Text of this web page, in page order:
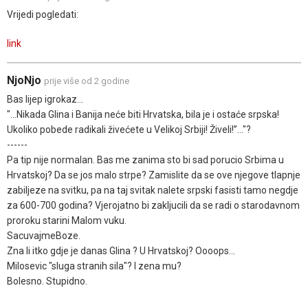
Vrijedi pogledati:
link
NjoNjo prije više od 2 godine
Bas lijep igrokaz...
"...Nikada Glina i Banija neće biti Hrvatska, bila je i ostaće srpska!
Ukoliko pobede radikali živećete u Velikoj Srbiji! Živeli!”..."?
------
Pa tip nije normalan. Bas me zanima sto bi sad porucio Srbima u
Hrvatskoj? Da se jos malo strpe? Zamislite da se ove njegove tlapnje
zabiljeze na svitku, pa na taj svitak nalete srpski fasisti tamo negdje
za 600-700 godina? Vjerojatno bi zakljucili da se radi o starodavnom
proroku starini Malom vuku.
SacuvajmeBoze.
Zna li itko gdje je danas Glina ? U Hrvatskoj? Oooops...
Milosevic "sluga stranih sila"? I zena mu?
Bolesno. Stupidno.